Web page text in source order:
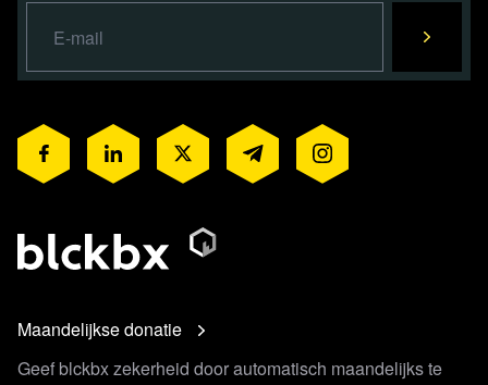
Maandelijkse donatie
Geef blckbx zekerheid door automatisch maandelijks te